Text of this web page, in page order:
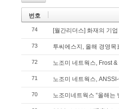
번호
74 [월간리더스] 화재의 기
73 투씨에스지, 올해 경영
72 노조미 네트웍스, Frost
71 노조미 네트웍스,
70 노조미네트웍스 “올해는